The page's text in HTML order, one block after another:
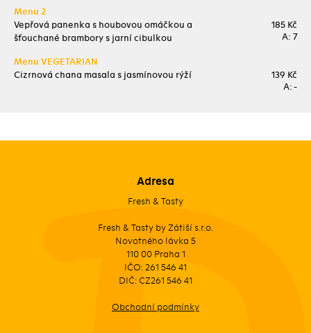
Menu 2
Vepřová panenka s houbovou omáčkou a
šťouchané brambory s jarní cibulkou
185 Kč
A: 7
Menu VEGETARIAN
Cizrnová chana masala s jasmínovou rýží
139 Kč
A: -
Adresa
Fresh & Tasty
Fresh & Tasty by Zátiší s.r.o.
Novotného lávka 5
110 00 Praha 1
IČO: 261 546 41
DIČ: CZ261 546 41
Obchodní podmínky